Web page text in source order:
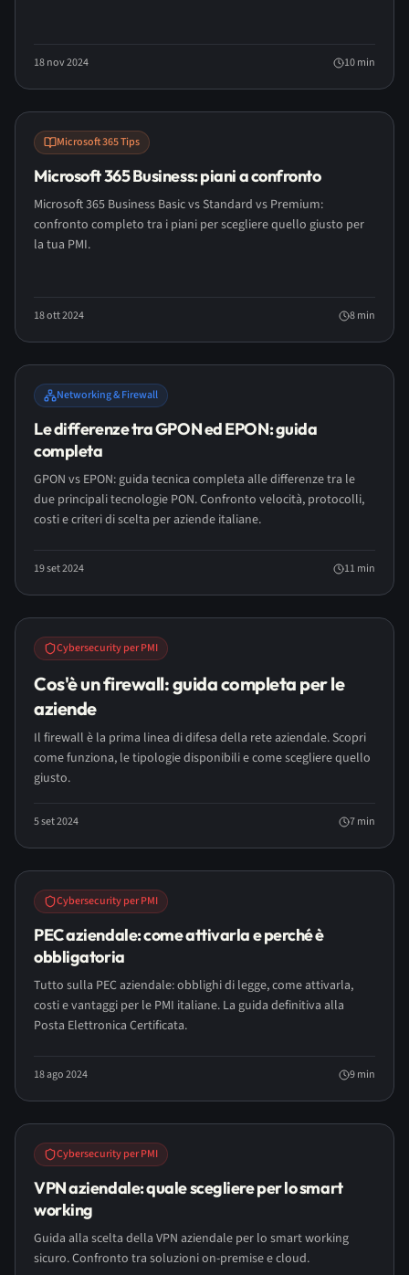
18 nov 2024 10min
Microsoft 365 Tips
Microsoft 365 Business: piani a confronto
Microsoft 365 Business Basic vs Standard vs Premium:
confronto completo tra i piani per scegliere quello giusto per
la tua PMI.
18 ott 2024 8min
Networking & Firewall
Le differenze tra GPON ed EPON: guida
completa
GPON vs EPON: guida tecnica completa alle differenze tra le
due principali tecnologie PON. Confronto velocità, protocolli,
costi e criteri di scelta per aziende italiane.
19 set 2024 11min
LONG READ
Cybersecurity per PMI
Cos'è un firewall: guida completa per le
aziende
Il firewall è la prima linea di difesa della rete aziendale. Scopri
come funziona, le tipologie disponibili e come scegliere quello
giusto.
5 set 2024 7min
Cybersecurity per PMI
PEC aziendale: come attivarla e perché è
obbligatoria
Tutto sulla PEC aziendale: obblighi di legge, come attivarla,
costi e vantaggi per le PMI italiane. La guida definitiva alla
Posta Elettronica Certificata.
18 ago 2024 9min
Cybersecurity per PMI
VPN aziendale: quale scegliere per lo smart
working
Guida alla scelta della VPN aziendale per lo smart working
sicuro. Confronto tra soluzioni on-premise e cloud.